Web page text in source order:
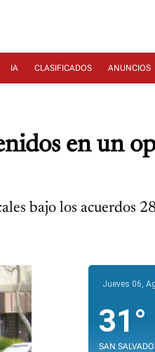
IA CLASIFICADOS ANUNCIOS
en un
bajo los acuerdos
Jueves 06,
31°
SAN